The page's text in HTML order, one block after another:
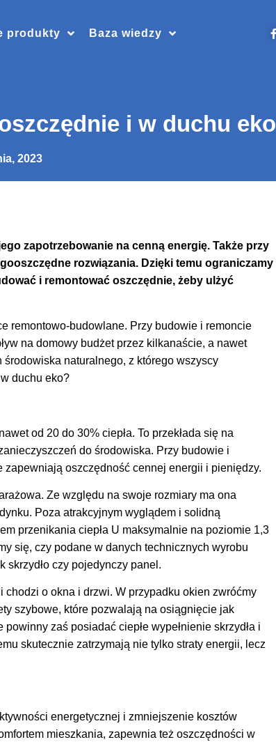
produkty Baza wiedzy
i w duchu eko
2023
zapotrzebowanie na cenną energię. Także przy
rozwiązania. Dzięki temu ograniczamy
i remontować oszczędnie, żeby ulżyć
remontowo-budowlane. Przy budowie i remoncie
na domowy budżet przez kilkanaście, a nawet
środowiska naturalnego, z którego wszyscy
duchu eko?
od 20 do 30% ciepła. To przekłada się na
do środowiska. Przy budowie i
oszczędność cennej energii i pieniędzy.
Ze względu na swoje rozmiary ma ona
Poza atrakcyjnym wyglądem i solidną
przenikania ciepła U maksymalnie na poziomie 1,3
się, czy podane w danych technicznych wyrobu
skrzydło czy pojedynczy panel.
chodzi o okna i drzwi. W przypadku okien zwróćmy
szybowe, które pozwalają na osiągnięcie jak
zaś posiadać ciepłe wypełnienie skrzydła i
skutecznie zatrzymają nie tylko straty energii, lecz
energetycznej i zmniejszenie kosztów
mieszkania, zapewnia też oszczędności w